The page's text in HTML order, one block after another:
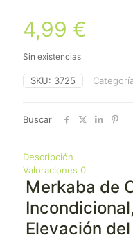
4,99 €
Sin existencias
SKU: 3725
Buscar
Descripción
Valoraciones 0
Merkaba de
Elevación